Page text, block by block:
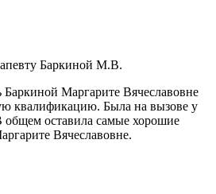
Баркиной М.В.
Маргарите Вячеславовне
квалификацию. Была на вызове у
оставила самые хорошие
Вячеславовне.